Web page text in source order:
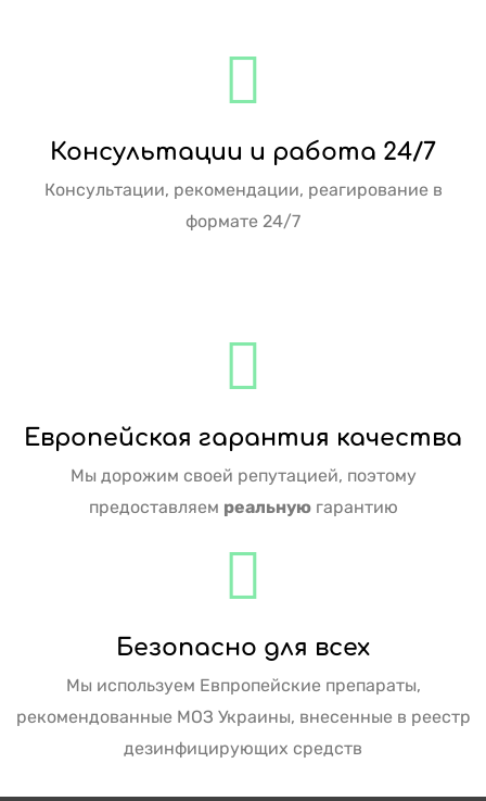
Консультации и работа 24/7
Консультации, рекомендации, реагирование в
формате 24/7
Европейская гарантия качества
Мы дорожим своей репутацией, поэтому
предоставляем реальнуюгарантию
Безопасно для всех
Мы используем Евпропейские препараты,
рекомендованные МОЗ Украины, внесенные в реестр
дезинфицирующих средств